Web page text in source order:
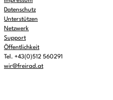
Datenschutz
Unterstützen
Netzwerk
Support
Öffentlichkeit
Tel. +43(0)512 560291
wir@freirad.at